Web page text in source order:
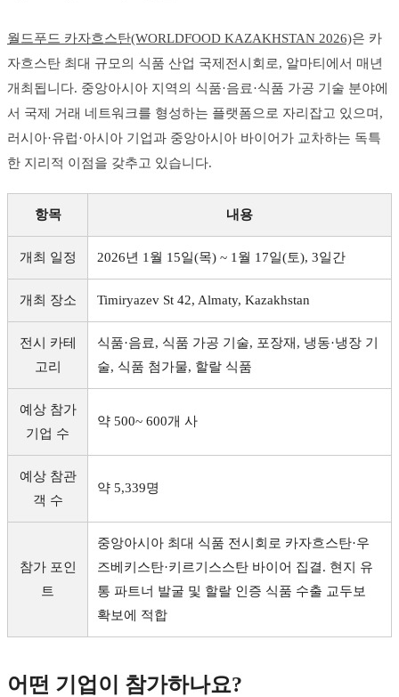
월드푸드 카자흐스탄(WORLDFOOD KAZAKHSTAN 2026)은 카
자흐스탄 최대 규모의 식품 산업 국제전시회로, 알마티에서 매년
개최됩니다. 중앙아시아 지역의 식품·음료·식품 가공 기술 분야에
서 국제 거래 네트워크를 형성하는 플랫폼으로 자리잡고 있으며,
러시아·유럽·아시아 기업과 중앙아시아 바이어가 교차하는 독특
한 지리적 이점을 갖추고 있습니다.
항목 내용
개최 일정 2026년 1월 15일(목) ~ 1월 17일(토), 3일간
개최 장소 Timiryazev St 42, Almaty, Kazakhstan
전시 카테
고리
식품·음료, 식품 가공 기술, 포장재, 냉동·냉장 기
술, 식품 첨가물, 할랄 식품
예상 참가
기업 수
약 500~ 600개 사
예상 참관
객 수
약 5,339명
참가 포인
트
중앙아시아 최대 식품 전시회로 카자흐스탄·우
즈베키스탄·키르기스스탄 바이어 집결. 현지 유
통 파트너 발굴 및 할랄 인증 식품 수출 교두보
확보에 적합
어떤 기업이 참가하나요?